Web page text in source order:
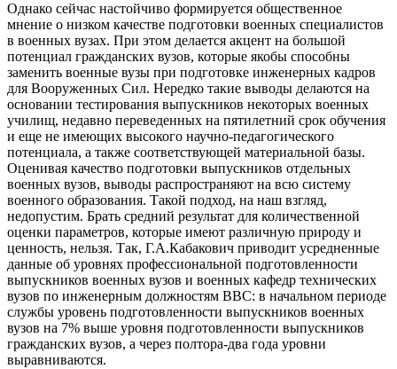
Однако сейчас настойчиво формируется общественное
мнение о низком качестве подготовки военных специалистов
в военных вузах. При этом делается акцент на большой
потенциал гражданских вузов, которые якобы способны
заменить военные вузы при подготовке инженерных кадров
для Вооруженных Сил. Нередко такие выводы делаются на
основании тестирования выпускников некоторых военных
училищ, недавно переведенных на пятилетний срок обучения
и еще не имеющих высокого научно-педагогического
потенциала, а также соответствующей материальной базы.
Оценивая качество подготовки выпускников отдельных
военных вузов, выводы распространяют на всю систему
военного образования. Такой подход, на наш взгляд,
недопустим. Брать средний результат для количественной
оценки параметров, которые имеют различную природу и
ценность, нельзя. Так, Г.А.Кабакович приводит усредненные
данные об уровнях профессиональной подготовленности
выпускников военных вузов и военных кафедр технических
вузов по инженерным должностям ВВС: в начальном периоде
службы уровень подготовленности выпускников военных
вузов на 7% выше уровня подготовленности выпускников
гражданских вузов, а через полтора-два года уровни
выравниваются.